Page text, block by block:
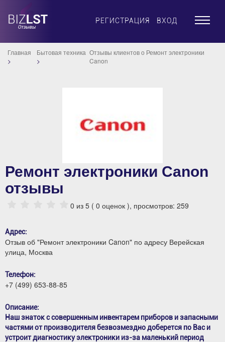
РЕГИСТРАЦИЯ ВХОД ×
Главная Бытовая техника Отзывы клиентов о Ремонт электроники
Canon
Ремонт электроники Canon
отзывы
0 из 5 ( 0 оценок ), просмотров: 259
Адрес:
Отзыв об "Ремонт электроники Canon" по адресу Верейская
улица, Москва
Телефон:
+7 (499) 653-88-85
Описание:
Наш знаток с совершенным инвентарем приборов и запасными
частями от производителя безвозмездно доберется по Вас и
устроит диагностику электроники из-за маленький период